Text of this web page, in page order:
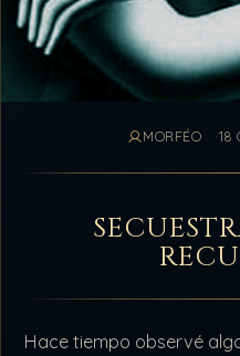
MORFÉO 18
Hace tiempo observé